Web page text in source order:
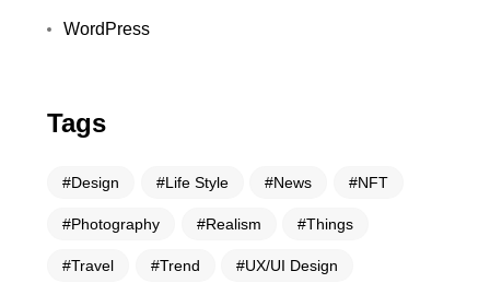
WordPress
Tags
Design Life Style News NFT
Photography Realism Things
Travel Trend UX/UI Design